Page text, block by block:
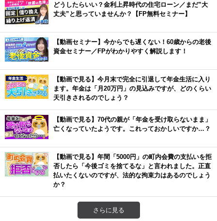
どうしたらいい？金利上昇時代の住宅ローン／まだ”大
丈夫”と思っていませんか？【FP無料セミナー】
【動画セミナー】今からでも遅くない！60歳からの老後
資金セミナー／FPがわかりやすく解説します！
【動画で見る】今月末で完全に引退して年金生活に入り
ます。年金は「月20万円」の見込みですが、どのくらい
天引きされるのでしょう？
【動画で見る】70代の親が「年金を受け取らないまま」
亡くなっていたようです。これっておかしいですか…？
【動画で見る】年間「5000円」の町内会費の支払いを拒
否したら「今後ゴミを捨てるな」と言われました。正直
払いたくないのですが、法的な拘束力はあるのでしょう
か？
さらに見る